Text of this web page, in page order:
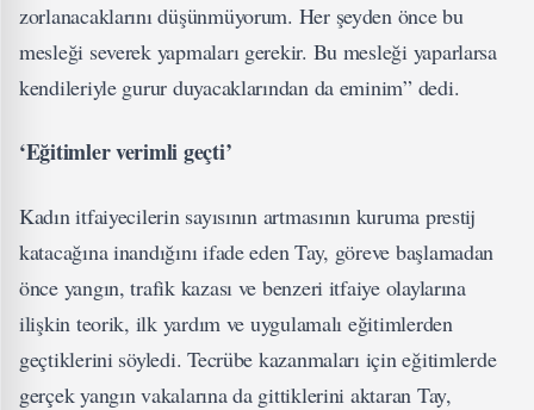
zorlanacaklarını düşünmüyorum. Her şeyden önce bu
mesleği severek yapmaları gerekir. Bu mesleği yaparlarsa
kendileriyle gurur duyacaklarından da eminim” dedi.
‘Eğitimler verimli geçti’
Kadın itfaiyecilerin sayısının artmasının kuruma prestij
katacağına inandığını ifade eden Tay, göreve başlamadan
önce yangın, trafik kazası ve benzeri itfaiye olaylarına
ilişkin teorik, ilk yardım ve uygulamalı eğitimlerden
geçtiklerini söyledi. Tecrübe kazanmaları için eğitimlerde
gerçek yangın vakalarına da gittiklerini aktaran Tay,